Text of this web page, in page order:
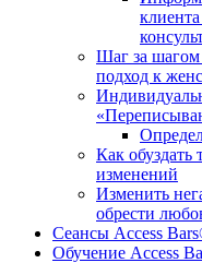
Шаг за шагом
подход к
Как обуздать
изменений
Изменить
обрести
Cеансы Access
Обучение Access